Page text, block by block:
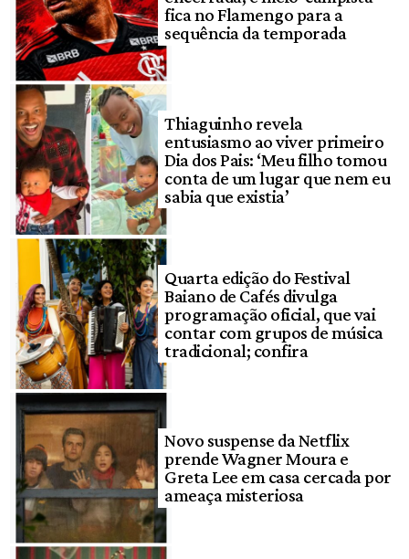
fica no Flamengo para a
sequência da temporada
Thiaguinho revela
entusiasmo ao viver primeiro
Dia dos Pais: ‘Meu filho tomou
conta de um lugar que nem eu
sabia que existia’
Quarta edição do Festival
Baiano de Cafés divulga
programação oficial, que vai
contar com grupos de música
tradicional; confira
Novo suspense da Netflix
prende Wagner Moura e
Greta Lee em casa cercada por
ameaça misteriosa